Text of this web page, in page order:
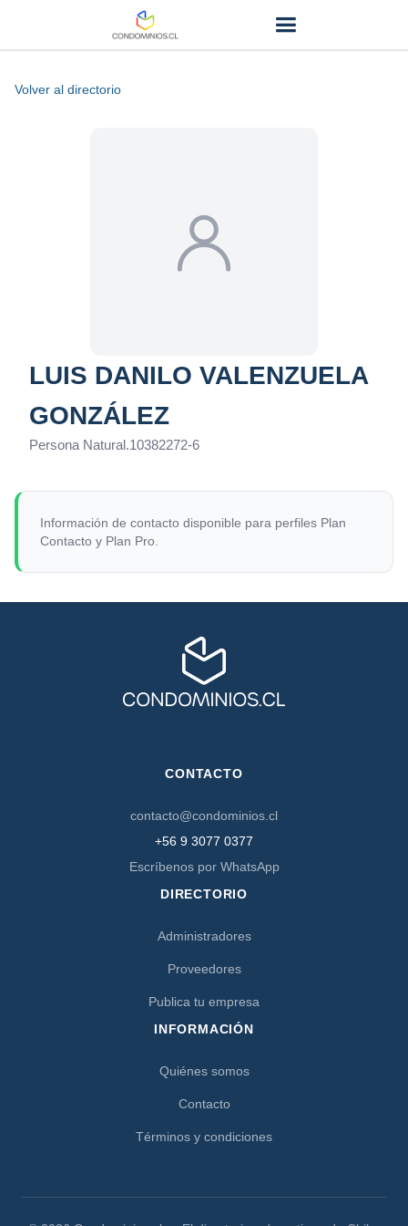
Volver al directorio
LUIS DANILO VALENZUELA
GONZÁLEZ
Persona Natural.10382272-6
Información de contacto disponible para perfiles Plan
Contacto y Plan Pro.
CONTACTO
contacto@condominios.cl
+56 9 3077 0377
Escríbenos por WhatsApp
DIRECTORIO
Administradores
Proveedores
Publica tu empresa
INFORMACIÓN
Quiénes somos
Contacto
Términos y condiciones